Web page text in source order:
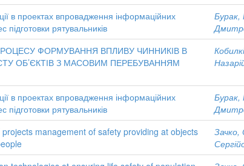
в проектах впровадження інформаційних
підготовки рятувальників
Бурак,
ФОРМУВАННЯ ВПЛИВУ ЧИННИКІВ В
ОБ’ЄКТІВ З МАСОВИМ ПЕРЕБУВАННЯМ
в проектах впровадження інформаційних
підготовки рятувальників
Бурак,
management of safety providing at objects
Зачко,